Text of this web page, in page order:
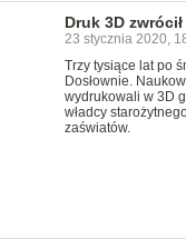
Druk 3D
23 stycznia 2020,
Trzy tysiące lat po
Dosłownie.
wydrukowali w 3D
władcy
zaświatów.